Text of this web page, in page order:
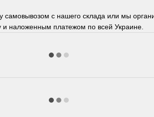
самовывозом с нашего склада или мы
и наложенным платежом по всей Украине.